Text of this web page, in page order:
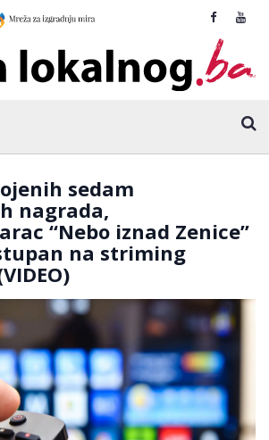
sedam
nagrada,
“Nebo iznad Zenice”
na striming